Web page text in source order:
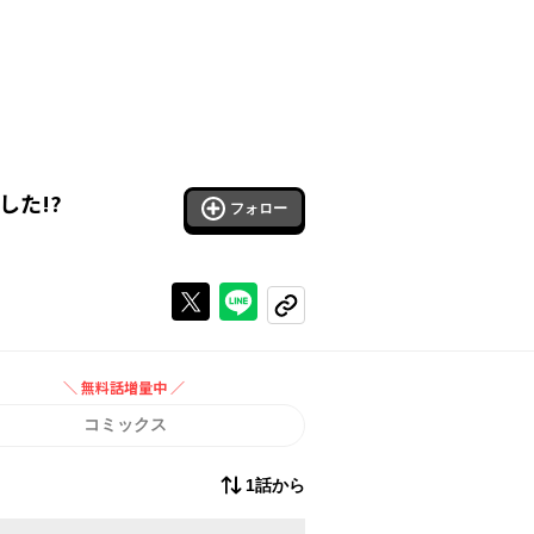
た!? フォロー
Xで投稿するラインでシェアする
コピーする
＼ 無料話増量中 ／
無料話増量中
コミックス
1話から